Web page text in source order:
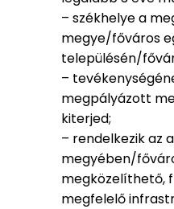
– székhelye a
megye/főváros
településén/
–
megpályázott
kiterjed;
– rendelkezik az
megyében/
megközelíthető,
megfelelő